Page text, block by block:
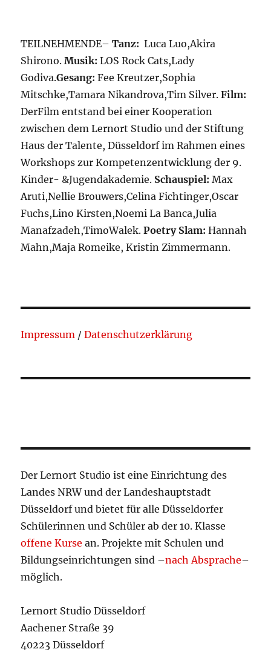
TEILNEHMENDE– Tanz: Luca Luo,Akira
Shirono.Musik: LOS Rock Cats,Lady
Godiva.Gesang: Fee Kreutzer,Sophia
Mitschke,Tamara Nikandrova,Tim Silver.Film:
DerFilm entstand bei einer Kooperation
zwischen dem Lernort Studio und der Stiftung
Haus der Talente, Düsseldorf im Rahmen eines
Workshops zur Kompetenzentwicklung der 9.
Kinder- &Jugendakademie. Schauspiel: Max
Aruti,Nellie Brouwers,Celina Fichtinger,Oscar
Fuchs,Lino Kirsten,Noemi La Banca,Julia
Manafzadeh,TimoWalek.Poetry Slam: Hannah
Mahn,Maja Romeike, Kristin Zimmermann.
Impressum /Datenschutzerklärung
Der Lernort Studio ist eine Einrichtung des
Landes NRW und der Landeshauptstadt
Düsseldorf und bietet für alle Düsseldorfer
Schülerinnen und Schüler ab der 10. Klasse
offene Kurse an. Projekte mit Schulen und
Bildungseinrichtungen sind –nach Absprache–
möglich.
Lernort Studio Düsseldorf
Aachener Straße 39
40223 Düsseldorf